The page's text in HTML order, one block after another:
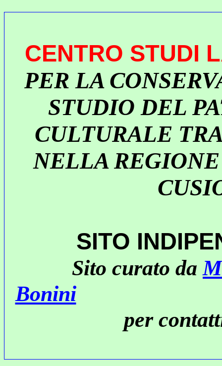
CENTRO STUDI
PER LA
STUDIO DEL
CULTURALE
NELLA
SITO
Sito curato da
Bonini
per